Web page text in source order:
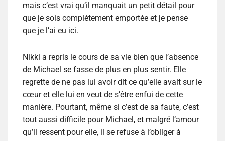
mais c’est vrai qu’il manquait un petit détail pour
que je sois complètement emportée et je pense
que je l’ai eu ici.
Nikki a repris le cours de sa vie bien que l’absence
de Michael se fasse de plus en plus sentir. Elle
regrette de ne pas lui avoir dit ce qu’elle avait sur le
cœur et elle lui en veut de s’être enfui de cette
manière. Pourtant, même si c’est de sa faute, c’est
tout aussi difficile pour Michael, et malgré l’amour
qu’il ressent pour elle, il se refuse à l’obliger à